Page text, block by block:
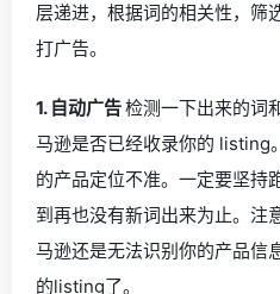
层递进，根据词的相关性，筛
打广告。
1. 自动广告检测一下出来的词
马逊是否已经收录你的 listing
的产品定位不准。一定要坚持
到再也没有新词出来为止。注
马逊还是无法识别你的产品信
的listing了。